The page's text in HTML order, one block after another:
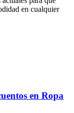
en cualquier
en Ropa